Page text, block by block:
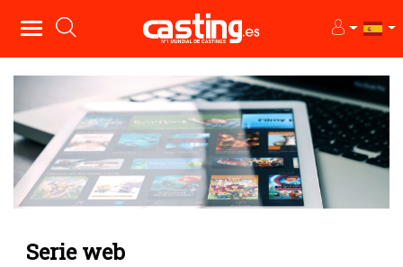
Serie web